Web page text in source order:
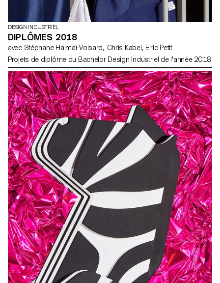
DESIGN INDUSTRIEL
DIPLÔMES 2018
avec Stéphane Halmaï-Voisard, Chris Kabel, Elric Petit
Projets de diplôme du Bachelor Design Industriel de l'année 2018